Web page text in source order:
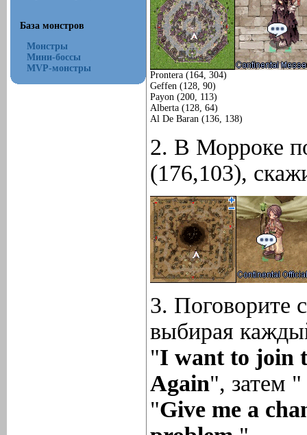
База монстров
Монстры
Мини-боссы
MVP-монстры
Prontera (164, 304)
Geffen (128, 90)
Payon (200, 113)
Alberta (128, 64)
Al De Baran (136, 138)
2. В Морроке
(176,103),
3. Поговорите
выбирая
"I want to join
Again", затем
"Give me a